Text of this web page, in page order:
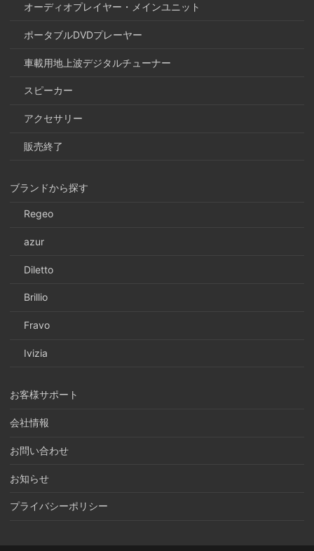
オーディオプレイヤー・メインユニット
ポータブルDVDプレーヤー
車載用地上波デジタルチューナー
スピーカー
アクセサリー
販売終了
ブランドから探す
Regeo
azur
Diletto
Brillio
Fravo
Ivizia
お客様サポート
会社情報
お問い合わせ
お知らせ
プライバシーポリシー